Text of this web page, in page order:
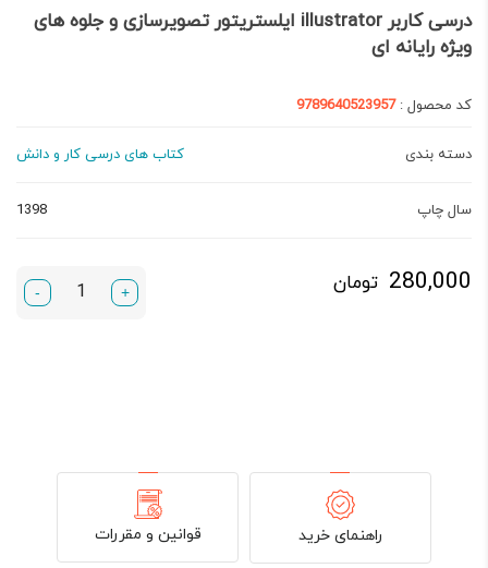
درسی کاربر illustrator ایلستریتور تصویرسازی و جلوه های
ویژه رایانه ای
کد محصول :9789640523957
دسته بندی کتاب های درسی کار و دانش
سال چاپ 1398
280,000 تومان +
-
راهنمای خرید قوانین و مقررات